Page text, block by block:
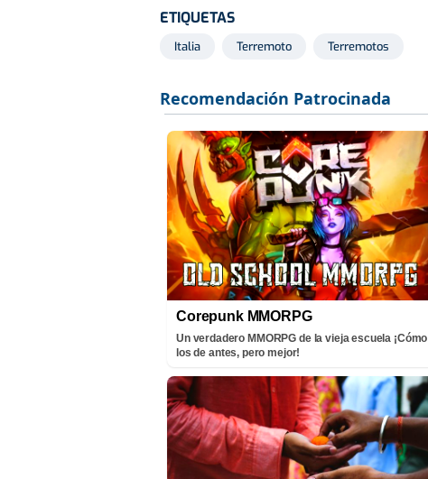
ETIQUETAS
Italia Terremoto Terremotos
Corepunk MMORPG
Un verdadero MMORPG de la vieja escuela ¡Cómo
los de antes, pero mejor!